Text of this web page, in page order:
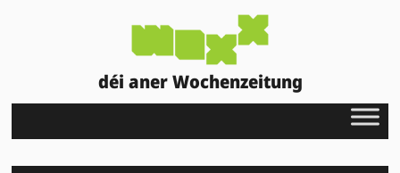
déi aner Wochenzeitung